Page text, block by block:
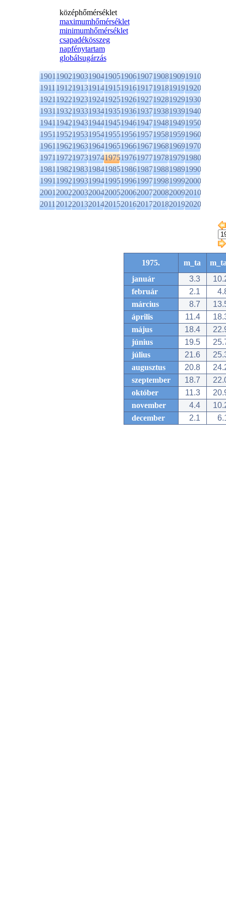
középhőmérséklet
maximumhőmérséklet
minimumhőmérséklet
csapadékösszeg
napfénytartam
globálsugárzás
1901190219031904190519061907190819091910
1911191219131914191519161917191819191920
1921192219231924192519261927192819291930
1931193219331934193519361937193819391940
1941194219431944194519461947194819491950
1951195219531954195519561957195819591960
1961196219631964196519661967196819691970
1971197219731974197519761977197819791980
1981198219831984198519861987198819891990
1991199219931994199519961997199819992000
2001200220032004200520062007200820092010
2011201220132014201520162017201820192020
1975. m_ta
január
3.3
február
2.1
március
8.7
április
11.4
május
18.4
június
19.5
július
21.6
augusztus
20.8
szeptember
18.7
október
11.3
november
4.4
december
2.1